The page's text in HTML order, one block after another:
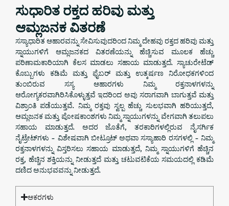
ಸುಧಾರಿತ ರಕ್ತದ ಹರಿವು ಮತ್ತು
ಆಮ್ಲಜನಕ ವಿತರಣೆ
ಸಸ್ಯಾಧಾರಿತ ಆಹಾರವನ್ನು ಸೇವಿಸುವುದರಿಂದ ನಿಮ್ಮ ದೇಹವು ರಕ್ತದ ಹರಿವು ಮತ್ತು
ಸ್ನಾಯುಗಳಿಗೆ ಆಮ್ಲಜನಕದ ವಿತರಣೆಯನ್ನು ಹೆಚ್ಚಿಸುವ ಮೂಲಕ ಹೆಚ್ಚು
ಪರಿಣಾಮಕಾರಿಯಾಗಿ ಕೆಲಸ ಮಾಡಲು ಸಹಾಯ ಮಾಡುತ್ತದೆ. ಸ್ಯಾಚುರೇಟೆಡ್
ಕೊಬ್ಬುಗಳು ಕಡಿಮೆ ಮತ್ತು ಫೈಬರ್ ಮತ್ತು ಉತ್ಕರ್ಷಣ ನಿರೋಧಕಗಳಿಂದ
ತುಂಬಿರುವ ಸಸ್ಯ ಆಹಾರಗಳು ನಿಮ್ಮ ರಕ್ತನಾಳಗಳನ್ನು
ಆರೋಗ್ಯಕರವಾಗಿರಿಸಿಕೊಳ್ಳುತ್ತವೆ ಇದರಿಂದ ಅವು ಸರಾಗವಾಗಿ ಬಾಗುತ್ತವೆ ಮತ್ತು
ವಿಶ್ರಾಂತಿ ಪಡೆಯುತ್ತವೆ. ನಿಮ್ಮ ರಕ್ತವು ಸ್ವಲ್ಪ ಹೆಚ್ಚು ಸುಲಭವಾಗಿ ಹರಿಯುತ್ತದೆ,
ಆಮ್ಲಜನಕ ಮತ್ತು ಪೋಷಕಾಂಶಗಳು ನಿಮ್ಮ ಸ್ನಾಯುಗಳನ್ನು ವೇಗವಾಗಿ ತಲುಪಲು
ಸಹಾಯ ಮಾಡುತ್ತದೆ. ಅದರ ಜೊತೆಗೆ, ತರಕಾರಿಗಳಲ್ಲಿರುವ ನೈಸರ್ಗಿಕ
ನೈಟ್ರೇಟ್‌ಗಳು - ವಿಶೇಷವಾಗಿ ಬೀಟ್ರೂಟ್ ಅಥವಾ ಸಸ್ಯಾಹಾರಿ ರಸಗಳಲ್ಲಿ - ನಿಮ್ಮ
ರಕ್ತನಾಳಗಳನ್ನು ವಿಸ್ತರಿಸಲು ಸಹಾಯ ಮಾಡುತ್ತದೆ, ನಿಮ್ಮ ಸ್ನಾಯುಗಳಿಗೆ ಹೆಚ್ಚಿನ
ರಕ್ತ, ಹೆಚ್ಚಿನ ಶಕ್ತಿಯನ್ನು ನೀಡುತ್ತದೆ ಮತ್ತು ಚಟುವಟಿಕೆಯ ಸಮಯದಲ್ಲಿ ಕಡಿಮೆ
ದಣಿದ ಅನುಭವವನ್ನು ನೀಡುತ್ತದೆ.
ಆಕರಗಳು